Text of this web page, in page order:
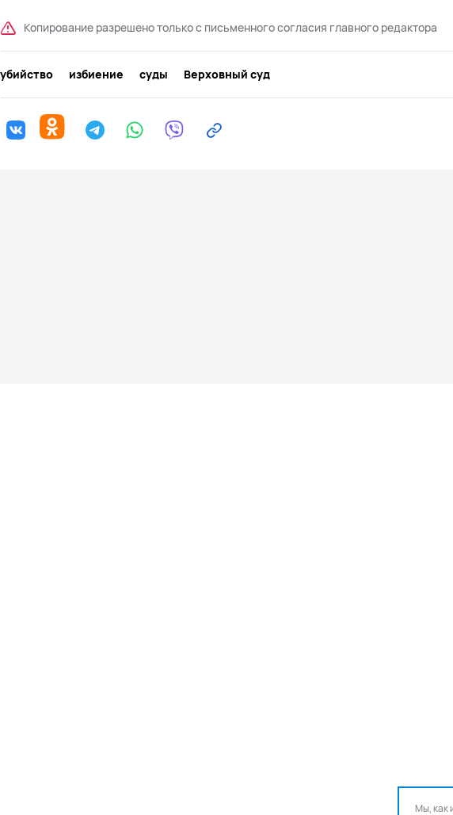
Копирование разрешено только с письменного согласия главного редактора
убийство избиение суды Верховный суд
Мы, как